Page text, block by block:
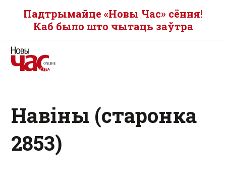
Падтрымайце «Новы Час» сёння!
Каб было што чытаць заўтра
Навіны (старонка
2853)